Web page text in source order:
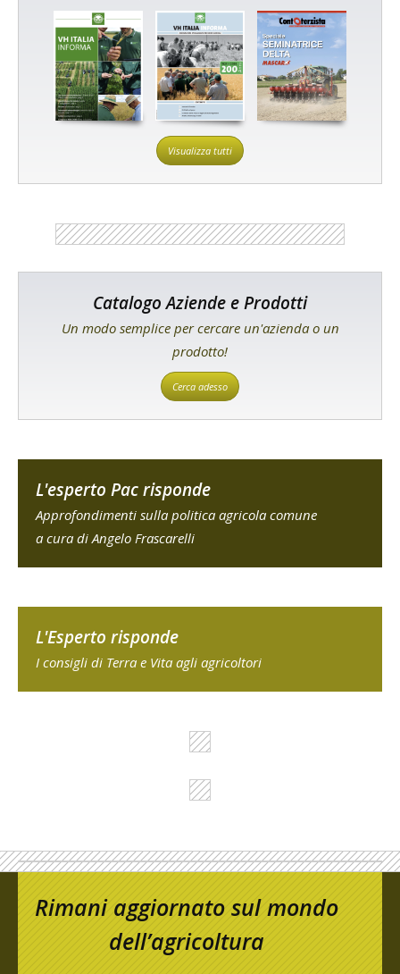
Visualizza tutti
Catalogo Aziende e Prodotti
Un modo semplice per cercare un'azienda o un
prodotto!
Cerca adesso
L'esperto Pac risponde
Approfondimenti sulla politica agricola comune
a cura di Angelo Frascarelli
L'Esperto risponde
I consigli di Terra e Vita agli agricoltori
Rimani aggiornato sul mondo
dell’agricoltura